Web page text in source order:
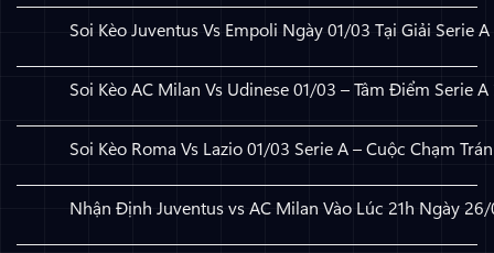
Soi Kèo Juventus Vs Empoli Ngày 01/03 Tại Giải Serie A
Soi Kèo AC Milan Vs Udinese 01/03 – Tâm Điểm Serie
Soi Kèo Roma Vs Lazio 01/03 Serie A – Cuộc Chạm
Nhận Định Juventus vs AC Milan Vào Lúc 21h Ngày